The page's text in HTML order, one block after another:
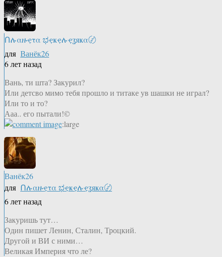
Ոሉαዙҿτα ಭҿҝҿሉҿʓяҝα〄
для Ванёк26
6 лет назад
Вань, ти шта? Закурил?
Или детсво мимо тебя прошло и титаке ув шашки не играл?
Или то и то?
Ааа.. его пытали!©
:large
Ванёк26
для Ոሉαዙҿτα ಭҿҝҿሉҿʓяҝα〄
6 лет назад
Закуришь тут…
Один пишет Ленин, Сталин, Троцкий.
Другой и ВИ с ними…
Великая Империя что ле?